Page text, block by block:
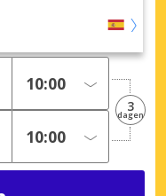
3
dagen